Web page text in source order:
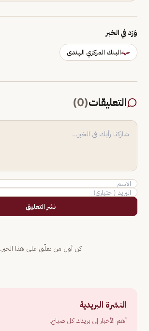
وَرَد في الخبر
جهةالبنك المركزي الهندي
التعليقات(
0
)
نشر التعليق
كن أول من يعلّق على هذا الخبر.
النشرة البريدية
أهم الأخبار إلى بريدك كل صباح.